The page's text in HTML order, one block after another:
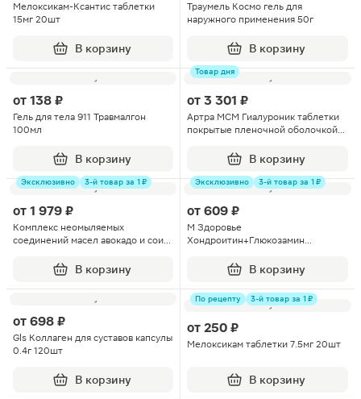
Мелоксикам-Ксантис таблетки
15мг 20шт
В корзину
Траумель Космо гель для
наружного применения 50г
В корзину
от 138 ₽
Гель для тела 911 Травмалгон
100мл
В корзину
Товар дня
от 3 301 ₽
Артра МСМ Гиалуроник таблетки
покрытые пленочной оболочкой
В корзину
Эксклюзивно 3-й товар за 1 ₽
от 1 979 ₽
Комплекс неомыляемых
соединений масел авокадо и сои
В корзину
Эксклюзивно 3-й товар за 1 ₽
от 609 ₽
М Здоровье
Хондроитин+Глюкозамин
В корзину
от 698 ₽
Gls Коллаген для суставов капсулы
0.4г 120шт
В корзину
По рецепту 3-й товар за 1 ₽
от 250 ₽
Мелоксикам таблетки 7.5мг 20шт
В корзину